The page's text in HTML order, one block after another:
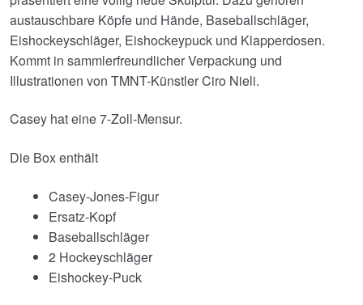
austauschbare Köpfe und Hände, Baseballschläger,
Eishockeyschläger, Eishockeypuck und Klapperdosen.
Kommt in sammlerfreundlicher Verpackung und
Illustrationen von TMNT-Künstler Ciro Nieli.
Casey hat eine 7-Zoll-Mensur.
Die Box enthält
Casey-Jones-Figur
Ersatz-Kopf
Baseballschläger
2 Hockeyschläger
Eishockey-Puck